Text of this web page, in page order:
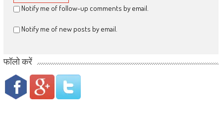
Notify me of follow-up comments by email.
Notify me of new posts by email.
फॉलो करें